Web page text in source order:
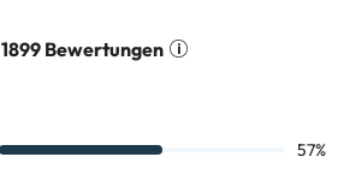
1899 Bewertungen